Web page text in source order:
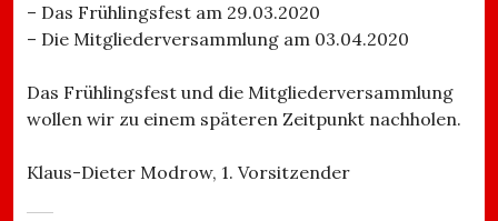
– Das Frühlingsfest am 29.03.2020
– Die Mitgliederversammlung am 03.04.2020
Das Frühlingsfest und die Mitgliederversammlung
wollen wir zu einem späteren Zeitpunkt nachholen.
Klaus-Dieter Modrow, 1. Vorsitzender